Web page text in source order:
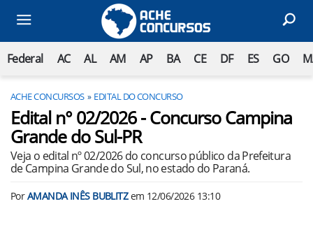
Federal AC AL AM AP BA CE DF ES GO
ACHE CONCURSOS EDITAL DO CONCURSO
Edital n° 02/2026 - Concurso Campina
Grande do Sul-PR
Veja o edital nº 02/2026 do concurso público da Prefeitura
de Campina Grande do Sul, no estado do Paraná.
PorAMANDA INÊS BUBLITZem 12/06/2026 13:10